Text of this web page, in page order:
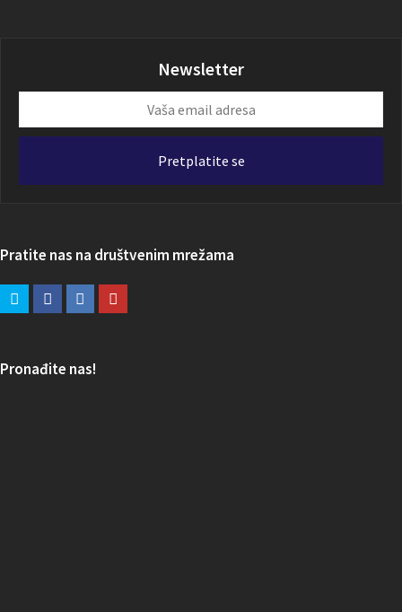
Newsletter
email
Pretplatite se
Pratite nas na društvenim mrežama
Pronađite nas!